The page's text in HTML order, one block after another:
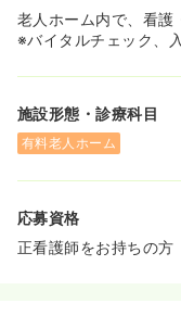
老人ホーム内で、看護
※バイタルチェック、
施設形態・診療科目
有料老人ホーム
応募資格
正看護師をお持ちの方